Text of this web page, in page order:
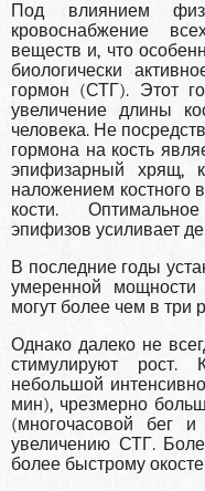
Под влиянием
кровоснабжение
веществ и, что
биологически
гормон (СТГ). Этот
увеличение длины
человека. Не
гормона на кость
эпифизарный хрящ,
наложением костного
кости.
эпифизов усиливает
В последние годы
умеренной
могут более чем в три
Однако далеко не
стимулируют рост.
небольшой
мин), чрезмерно
(многочасовой бег
увеличению СТГ.
более быстрому